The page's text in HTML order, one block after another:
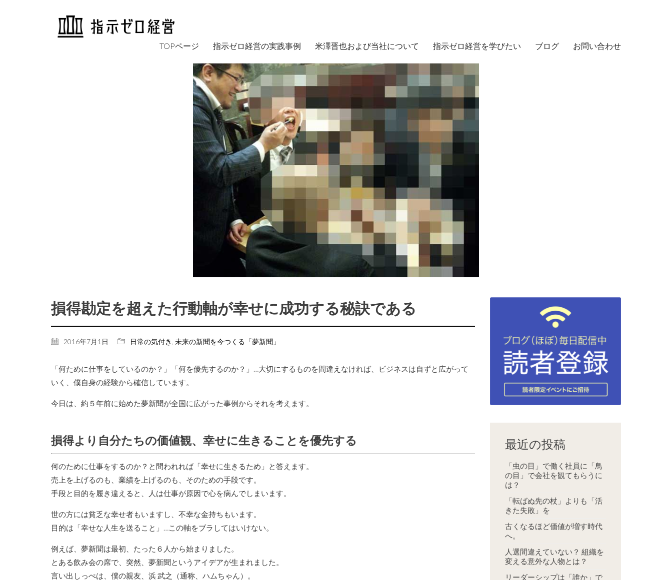
TOPページ 指示ゼロ経営の実践事例 米澤晋也および当社について 指示ゼロ経営を学びたい ブログ お問い合わせ
損得勘定を超えた行動軸が幸せに成功する秘訣である
2016年7月1日 日常の気付き 未来の新聞を今つくる「夢新聞」
「何ために仕事をしているのか？」「何を優先するのか？」…大切にするものを間違えなければ、ビジネスは自ずと広がって
いく、僕自身の経験から確信しています。
今日は、約５年前に始めた夢新聞が全国に広がった事例からそれを考えます。
損得より自分たちの価値観、幸せに生きることを優先する
何のために仕事をするのか？と問われれば「幸せに生きるため」と答えます。
売上を上げるのも、業績を上げるのも、そのための手段です。
手段と目的を履き違えると、人は仕事が原因で心を病んでしまいます。
世の方には貧乏な幸せ者もいますし、不幸な金持ちもいます。
目的は「幸せな人生を送ること」…この軸をブラしてはいけない。
例えば、夢新聞は最初、たった６人から始まりました。
とある飲み会の席で、突然、夢新聞というアイデアが生まれました。
言い出しっぺは、僕の親友、浜 武之（通称、ハムちゃん）。
最近の投稿
「虫の目」で働く社員に「鳥
の目」で会社を観てもらうに
は？
「転ばぬ先の杖」よりも「活
きた失敗」を
古くなるほど価値が増す時代
へ。
人選間違えていない？ 組織を
変える意外な人物とは？
リーダーシップは「誰か」で